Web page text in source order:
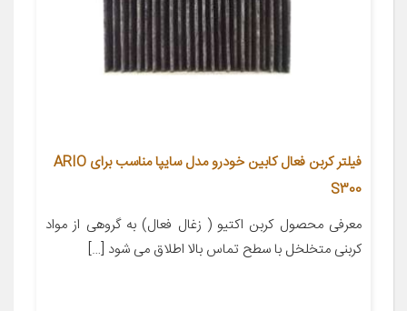
فیلتر کربن فعال کابین خودرو مدل سایپا مناسب برای ARIO
S300
معرفی محصول کربن اکتیو ( زغال فعال) به گروهی از مواد
کربنی متخلخل با سطح تماس بالا اطلاق می شود […]